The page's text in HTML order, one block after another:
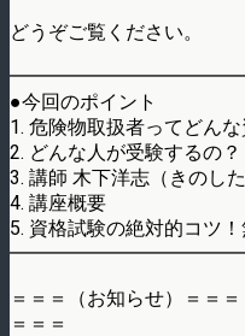
どうぞご覧ください。
●今回のポイント
1. 危険物取扱者ってどんな
2. どんな人が受験するの？
3. 講師 木下洋志（きのし
4. 講座概要
5. 資格試験の絶対的コツ
＝＝＝（お知らせ）＝＝
＝＝＝